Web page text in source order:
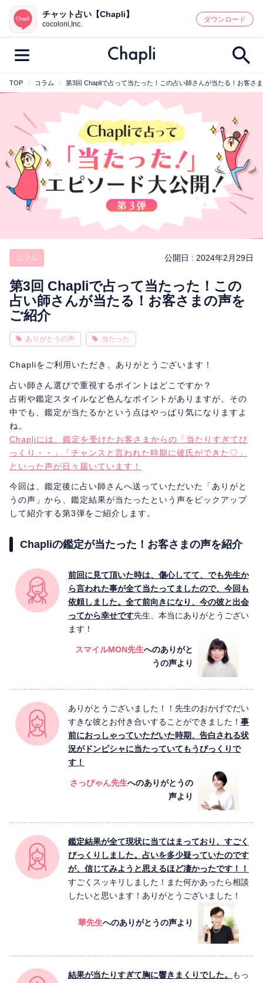
鑑定記事・占い師検索
最新記事一覧
人気記事一覧
カテゴリー別
鑑定 占い師 キャンペーン
キーワード別
彼の気持ち
今週の運勢 彼氏 片思い 結婚
相性
チャット占い【Chapli】
cocoloni,Inc.
ダウンロード
TOP コラム 第3回 Chapliで占って当たった！この占い師さんが当たる！お客さ
コラム 公開日 : 2024年2月29日
第3回 Chapliで占って当たった！この
占い師さんが当たる！お客さまの声を
ご紹介
ありがとうの声 当たった
Chapliをご利用いただき、ありがとうございます！
占い師さん選びで重視するポイントはどこですか？
占術や鑑定スタイルなど色んなポイントがありますが、その
中でも、鑑定が当たるかという点はやっぱり気になりますよ
ね。
Chapliには、鑑定を受けたお客さまからの「当たりすぎてび
っくり・・」「チャンスと言われた時期に彼氏ができた♡」
といった声が日々届いています！
今回は、鑑定後に占い師さんへ送っていただいた「ありがと
うの声」から、鑑定結果が当たったという声をピックアップ
して紹介する第3弾をご紹介します。
Chapliの鑑定が当たった！お客さまの声を紹介
前回に見て頂いた時は、傷心してて、でも先生か
ら言われた事が全て当たってましたので、今回も
依頼しました。全て前向きになり、今の彼と出会
ってから幸せです先生、本当にありがとうござい
ます！
スマイルMON先生へのありがと
うの声より
ありがとうございました！！先生のおかげでだい
すきな彼とお付き合いすることができました！ 事
前におっしゃっていただいた時期、告白される状
況がドンピシャに当たっていてもうびっくりで
す！
さっぴゃん先生へのありがとうの
声より
鑑定結果が全て現状に当てはまっており、すごく
びっくりしました。占いを多少疑っていたのです
が、信じてみようと思えるほど凄かったです！！
すごくスッキリしました！また何かあったら相談
したいと思います！ありがとうございました！
華先生へのありがとうの声より
結果が当たりすぎて胸に響きまくりでした。
もっ